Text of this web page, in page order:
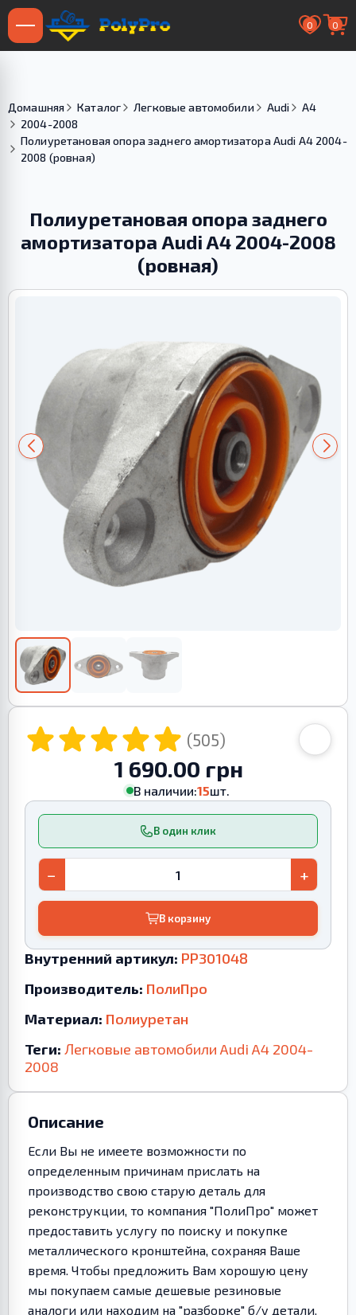
0 0
Домашняя Каталог Легковые автомобили Audi
A4
2004-2008
Полиуретановая опора заднего амортизатора Audi A4 2004-
2008 (ровная)
Полиуретановая опора заднего
амортизатора Audi A4 2004-2008
(ровная)
(505)
1 690.00 грн
В наличии:15шт.
В один клик
− +
В корзину
Внутренний артикул: PP301048
Производитель: ПолиПро
Материал: Полиуретан
Теги: Легковые автомобили Audi A4 2004-
2008
Описание
Если Вы не имеете возможности по
определенным причинам прислать на
производство свою старую деталь для
реконструкции, то компания "ПолиПро" может
предоставить услугу по поиску и покупке
металлического кронштейна, сохраняя Ваше
время. Чтобы предложить Вам хорошую цену
мы покупаем самые дешевые резиновые
аналоги или находим на "разборке" б/у детали.